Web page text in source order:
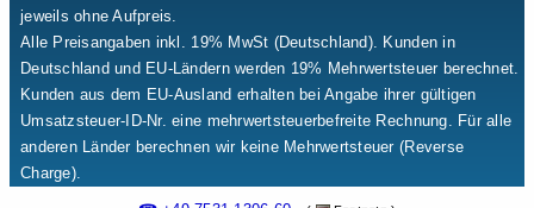
jeweils ohne Aufpreis.
Alle Preisangaben inkl. 19% MwSt (Deutschland). Kunden in
Deutschland und EU-Ländern werden 19% Mehrwertsteuer berechnet.
Kunden aus dem EU-Ausland erhalten bei Angabe ihrer gültigen
Umsatzsteuer-ID-Nr. eine mehrwertsteuerbefreite Rechnung. Für alle
anderen Länder berechnen wir keine Mehrwertsteuer (Reverse
Charge).